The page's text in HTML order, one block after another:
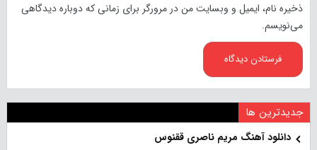
ذخیره نام، ایمیل و وبسایت من در مرورگر برای زمانی که دوباره دیدگاهی
می‌نویسم.
جدیدترین ها
دانلود آهنگ مریم ناصری ققنوس